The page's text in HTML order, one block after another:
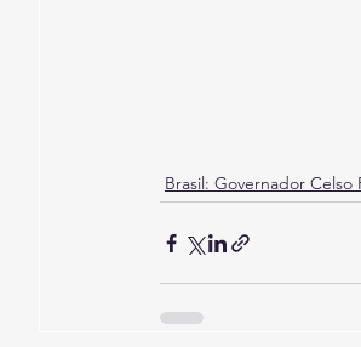
Brasil: Governador Celso